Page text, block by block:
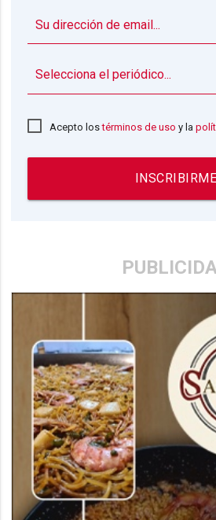
Acepto lostérminos de uso y la
INSCRIBIRME